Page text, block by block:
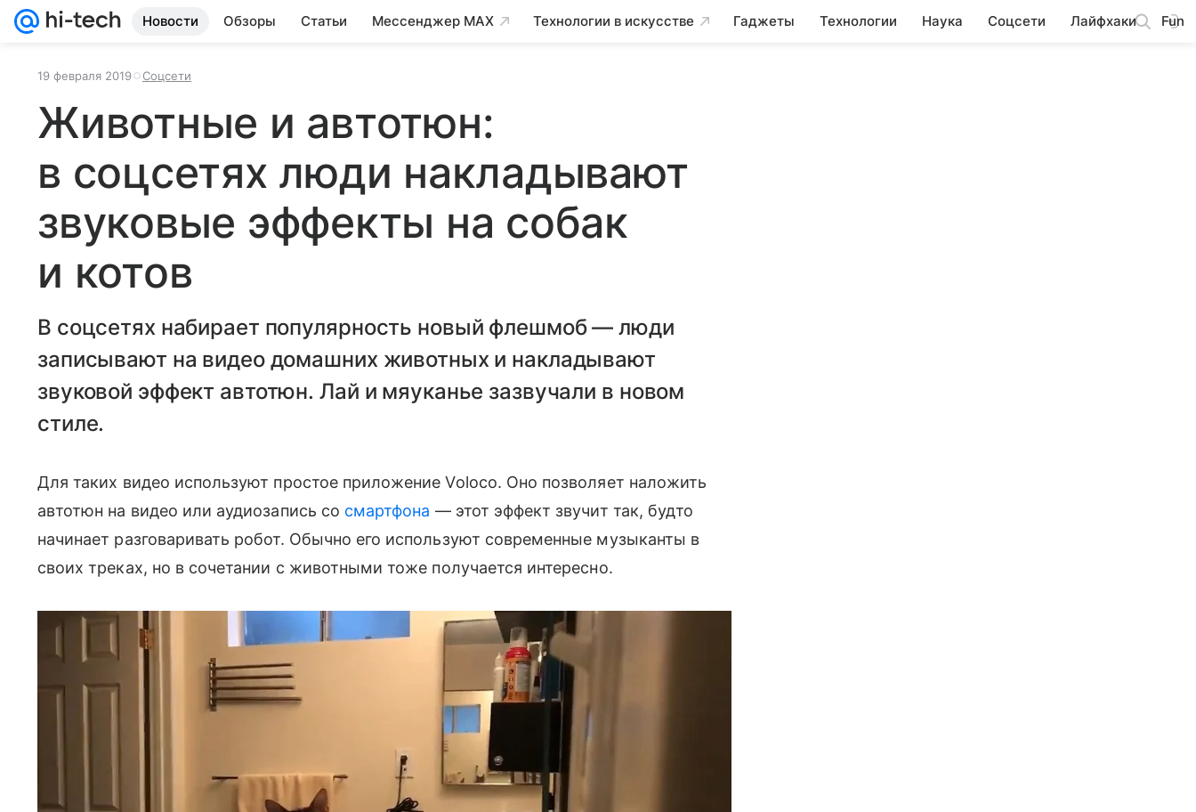
Новости Обзоры Статьи Мессенджер MAX Технологии в искусстве Гаджеты Технологии Наука Соцсети Лайфхаки Fun
19 февраля 2019 Соцсети
Животные и автотюн:
в соцсетях люди накладывают
звуковые эффекты на собак
и котов
В соцсетях набирает популярность новый флешмоб — люди
записывают на видео домашних животных и накладывают
звуковой эффект автотюн. Лай и мяуканье зазвучали в новом
стиле.
Для таких видео используют простое приложение Voloco. Оно позволяет наложить
автотюн на видео или аудиозапись со смартфона — этот эффект звучит так, будто
начинает разговаривать робот. Обычно его используют современные музыканты в
своих треках, но в сочетании с животными тоже получается интересно.